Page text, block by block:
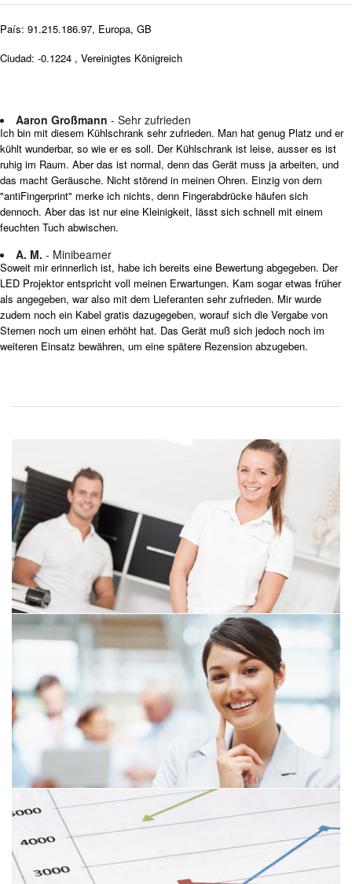
País: 91.215.186.97, Europa, GB
Ciudad: -0.1224 , Vereinigtes Königreich
Aaron Großmann - Sehr zufrieden
Ich bin mit diesem Kühlschrank sehr zufrieden. Man hat genug Platz und er
kühlt wunderbar, so wie er es soll. Der Kühlschrank ist leise, ausser es ist
ruhig im Raum. Aber das ist normal, denn das Gerät muss ja arbeiten, und
das macht Geräusche. Nicht störend in meinen Ohren. Einzig von dem
"antiFingerprint" merke ich nichts, denn Fingerabdrücke häufen sich
dennoch. Aber das ist nur eine Kleinigkeit, lässt sich schnell mit einem
feuchten Tuch abwischen.
A. M. - Minibeamer
Soweit mir erinnerlich ist, habe ich bereits eine Bewertung abgegeben. Der
LED Projektor entspricht voll meinen Erwartungen. Kam sogar etwas früher
als angegeben, war also mit dem Lieferanten sehr zufrieden. Mir wurde
zudem noch ein Kabel gratis dazugegeben, worauf sich die Vergabe von
Sternen noch um einen erhöht hat. Das Gerät muß sich jedoch noch im
weiteren Einsatz bewähren, um eine spätere Rezension abzugeben.